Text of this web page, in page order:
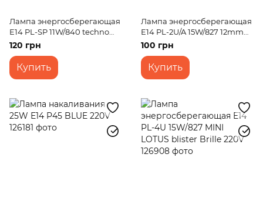
Лампа энергосберегающая
E14 PL-SP 11W/840 techno
7mm Br 220V
120 грн
Купить
Лампа энергосберегающая
E14 PL-2U/A 15W/827 12mm
Br 220V
100 грн
Купить